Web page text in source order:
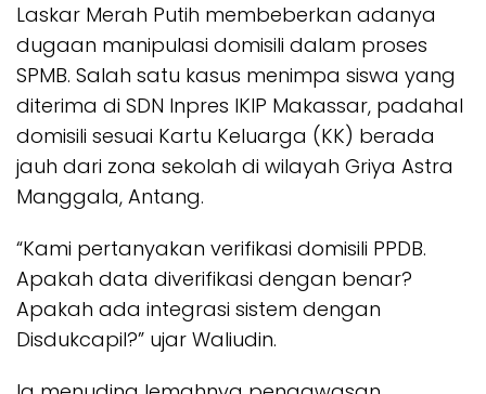
Laskar Merah Putih membeberkan adanya
dugaan manipulasi domisili dalam proses
SPMB. Salah satu kasus menimpa siswa yang
diterima di SDN Inpres IKIP Makassar, padahal
domisili sesuai Kartu Keluarga (KK) berada
jauh dari zona sekolah di wilayah Griya Astra
Manggala, Antang.
“Kami pertanyakan verifikasi domisili PPDB.
Apakah data diverifikasi dengan benar?
Apakah ada integrasi sistem dengan
Disdukcapil?” ujar Waliudin.